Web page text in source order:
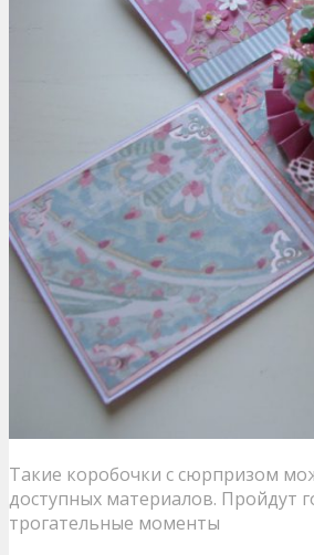
Такие коробочки с сюрпризом
доступных материалов. Пройдут
трогательные моменты